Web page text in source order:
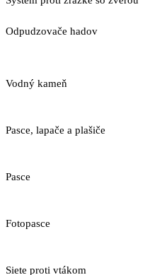
Odpudzovače hadov
Vodný kameň
Pasce, lapače a plašiče
Pasce
Fotopasce
Siete proti vtákom